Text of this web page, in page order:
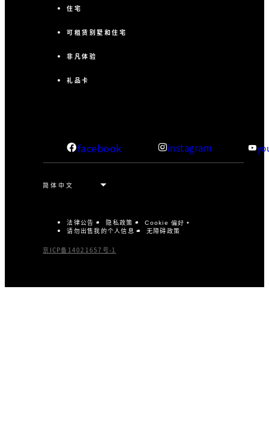
住宅
可租赁别墅和住宅
非凡体验
礼品卡
facebook instagram
法律公告 隐私政策 Cookie 偏好
请勿出售我的个人信息 无障碍政策
京ICP备14021657号-1